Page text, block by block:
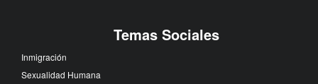
Temas Sociales
Inmigración
Sexualidad Humana